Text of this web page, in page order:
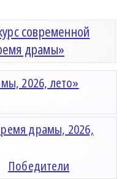
современной
драмы»
2026, лето»
драмы, 2026,
Победители